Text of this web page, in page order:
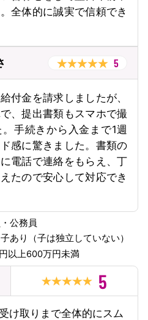
全体的に誠実で信頼でき
5
付金を請求しましたが、
、提出書類もスマホで撮
手続きから入金まで1週
感に驚きました。書類の
電話で連絡をもらえ、丁
たので安心して対応でき
公務員
あり（子は独立していない）
以上600万円未満
5
け取りまで全体的にスム